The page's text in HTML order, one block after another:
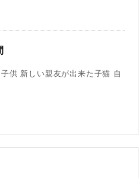
供 新しい親友が出来た子猫 自